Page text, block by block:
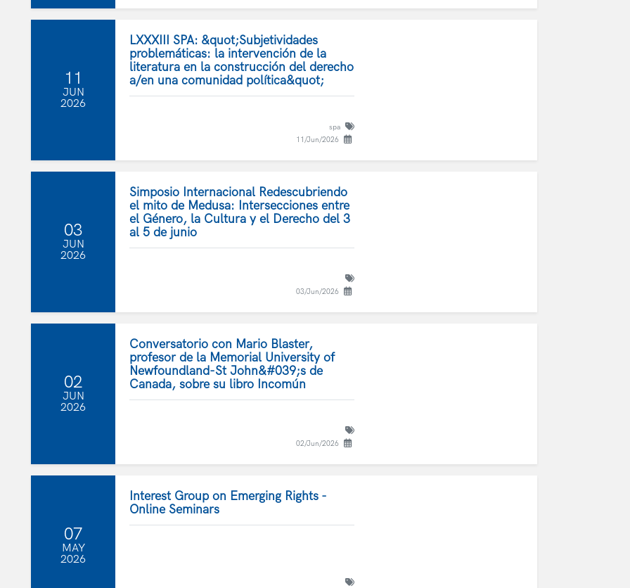
11
JUN
2026
LXXXIII SPA: &quot;Subjetividades
problemáticas: la intervención de la
literatura en la construcción del derecho
a/en una comunidad política&quot;
spa
11/Jun/2026
03
JUN
2026
Simposio Internacional Redescubriendo
el mito de Medusa: Intersecciones entre
el Género, la Cultura y el Derecho del 3
al 5 de junio
03/Jun/2026
02
JUN
2026
Conversatorio con Mario Blaster,
profesor de la Memorial University of
Newfoundland-St John&#039;s de
Canada, sobre su libro Incomún
02/Jun/2026
07
MAY
2026
Interest Group on Emerging Rights -
Online Seminars